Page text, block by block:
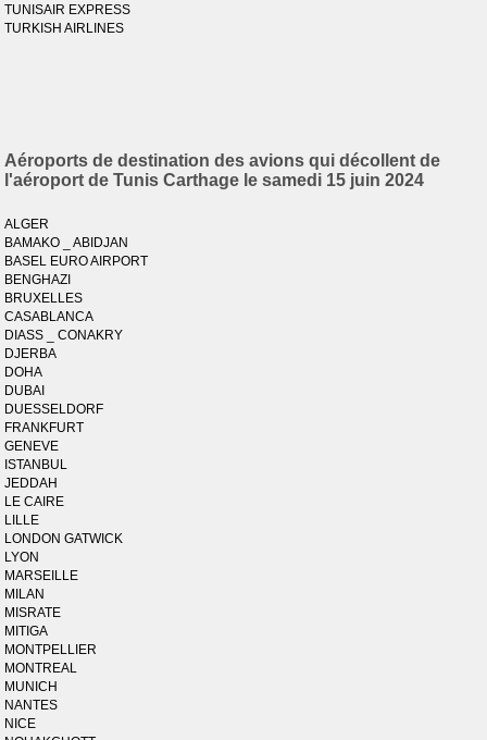
TUNISAIR EXPRESS
TURKISH AIRLINES
Aéroports de destination des avions qui décollent de
l'aéroport de Tunis Carthage le samedi 15 juin 2024
ALGER
BAMAKO _ ABIDJAN
BASEL EURO AIRPORT
BENGHAZI
BRUXELLES
CASABLANCA
DIASS _ CONAKRY
DJERBA
DOHA
DUBAI
DUESSELDORF
FRANKFURT
GENEVE
ISTANBUL
JEDDAH
LE CAIRE
LILLE
LONDON GATWICK
LYON
MARSEILLE
MILAN
MISRATE
MITIGA
MONTPELLIER
MONTREAL
MUNICH
NANTES
NICE